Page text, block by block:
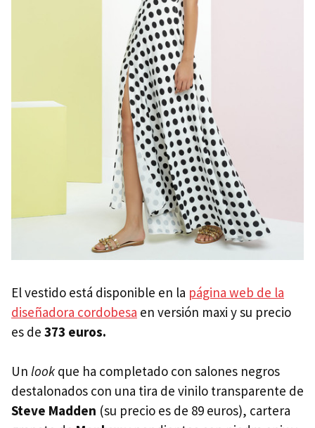
El vestido está disponible en la página web de la
diseñadora cordobesa en versión maxi y su precio
es de 373 euros.
Un look que ha completado con salones negros
destalonados con una tira de vinilo transparente de
Steve Madden (su precio es de 89 euros), cartera